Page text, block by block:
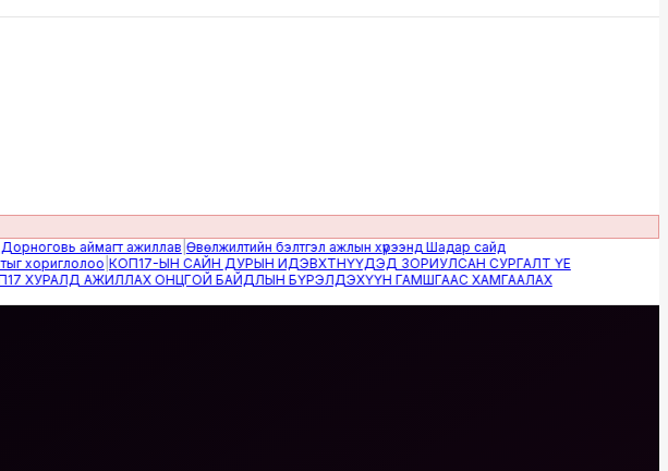
аймагт ажиллав|Өвөлжилтийн бэлтгэл ажлын хүрээнд Шадар сайд
|КОП17-ЫН САЙН ДУРЫН ИДЭВХТНҮҮДЭД ЗОРИУЛСАН СУРГАЛТ ҮЕ
АЖИЛЛАХ ОНЦГОЙ БАЙДЛЫН БҮРЭЛДЭХҮҮН ГАМШГААС ХАМГААЛАХ